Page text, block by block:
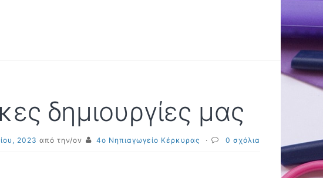
δημιουργίες μας
2023 από την/ον 4o Νηπιαγωγείο Κέρκυρας · 0 σχόλια